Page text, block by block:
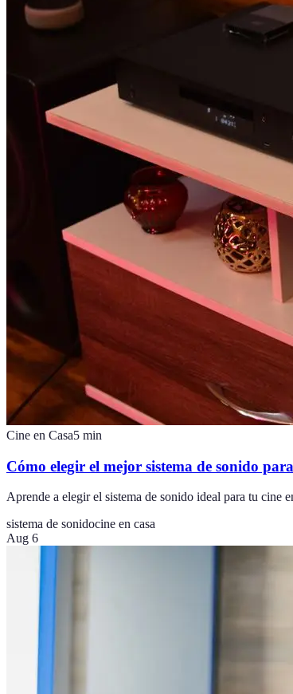
Cine en Casa5 min
Cómo elegir el mejor sistema de sonido
Aprende a elegir el sistema de sonido ideal para tu cine
sistema de sonidocine en casa
Aug 6